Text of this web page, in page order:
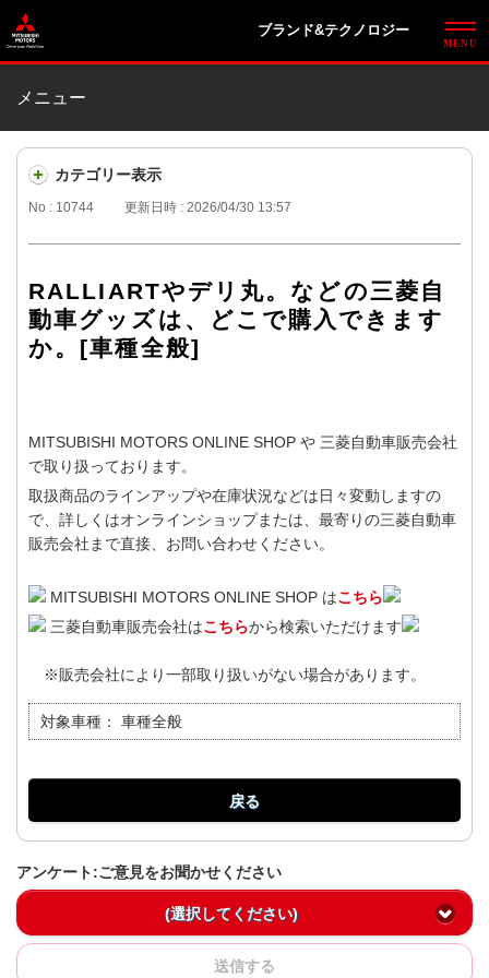
ブランド&テクノロジー
メニュー
カテゴリー表示
No : 10744 更新日時 : 2026/04/30 13:57
RALLIARTやデリ丸。などの三菱自
動車グッズは、どこで購入できます
か。[車種全般]
MITSUBISHI MOTORS ONLINE SHOP や 三菱自動車販売会社
で取り扱っております。
取扱商品のラインアップや在庫状況などは日々変動しますの
で、詳しくはオンラインショップまたは、最寄りの三菱自動車
販売会社まで直接、お問い合わせください。
MITSUBISHI MOTORS ONLINE SHOP はこちら
三菱自動車販売会社はこちらから検索いただけます
※販売会社により一部取り扱いがない場合があります。
対象車種： 車種全般
戻る
アンケート:ご意見をお聞かせください
(選択してください)
送信する